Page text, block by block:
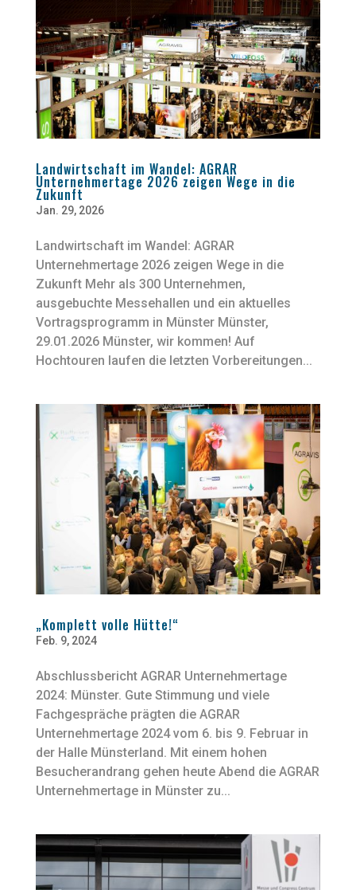
Landwirtschaft im Wandel: AGRAR
Unternehmertage 2026 zeigen Wege in die
Zukunft
Jan. 29, 2026
Landwirtschaft im Wandel: AGRAR
Unternehmertage 2026 zeigen Wege in die
Zukunft Mehr als 300 Unternehmen,
ausgebuchte Messehallen und ein aktuelles
Vortragsprogramm in Münster Münster,
29.01.2026 Münster, wir kommen! Auf
Hochtouren laufen die letzten Vorbereitungen...
„Komplett volle Hütte!“
Feb. 9, 2024
Abschlussbericht AGRAR Unternehmertage
2024: Münster. Gute Stimmung und viele
Fachgespräche prägten die AGRAR
Unternehmertage 2024 vom 6. bis 9. Februar in
der Halle Münsterland. Mit einem hohen
Besucherandrang gehen heute Abend die AGRAR
Unternehmertage in Münster zu...